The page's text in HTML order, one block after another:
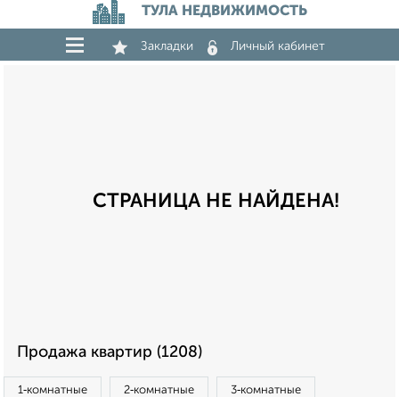
ТУЛА НЕДВИЖИМОСТЬ
Закладки Личный кабинет
СТРАНИЦА НЕ НАЙДЕНА!
Продажа квартир (1208)
1‑комнатные 2‑комнатные 3‑комнатные